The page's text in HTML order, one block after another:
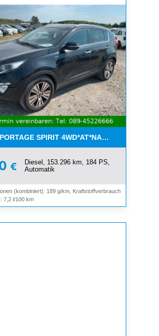
SPIRIT 4WD*AT*NAVI*8-
€
Diesel, 153.296 km, 184 PS,
Automatik
(kombiniert): 189 g/km, Kraftstoffverbrauch
7,2 l/100 km